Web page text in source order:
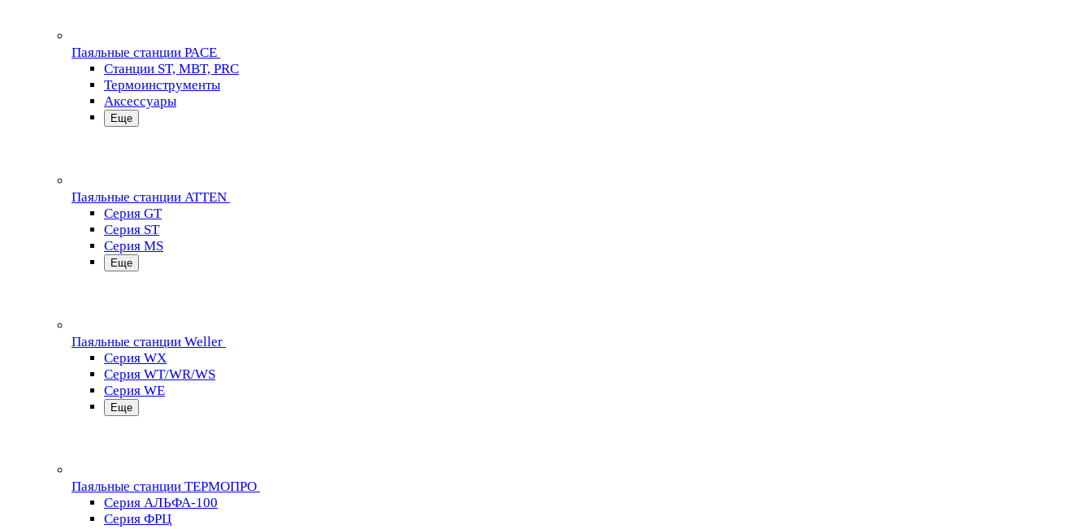
Паяльные станции PACE
Станции ST, MBT, PRC
Термоинструменты
Аксессуары
Еще
Паяльные станции ATTEN
Серия GT
Серия ST
Серия MS
Еще
Паяльные станции Weller
Серия WX
Серия WT/WR/WS
Серия WE
Еще
Паяльные станции ТЕРМОПРО
Серия АЛЬФА-100
Серия ФРЦ